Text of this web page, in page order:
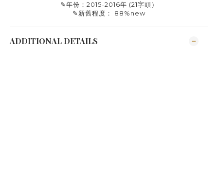
✎年份： 2015-2016年 (21字頭）
✎新舊程度： 88%new
ADDITIONAL DETAILS